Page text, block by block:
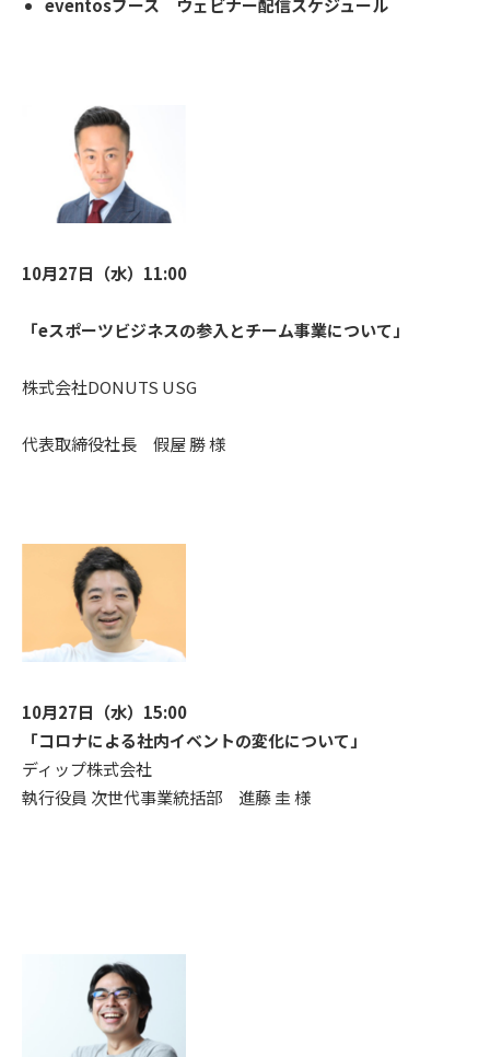
eventosブース ウェビナー配信スケジュール
10月27日（水）11:00
「eスポーツビジネスの参入とチーム事業について」
株式会社DONUTS USG
代表取締役社長 假屋 勝 様
10月27日（水）15:00
「コロナによる社内イベントの変化について」
ディップ株式会社
執行役員 次世代事業統括部 進藤 圭 様